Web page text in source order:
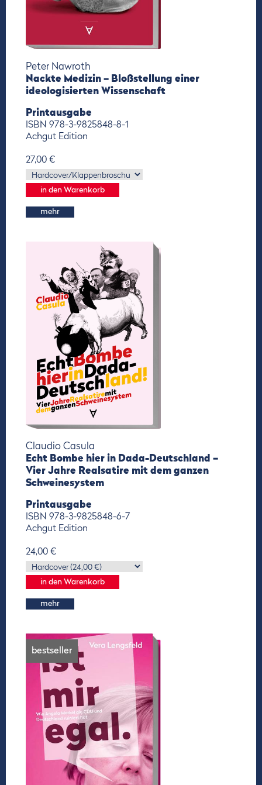
Peter Nawroth
Nackte Medizin – Bloßstellung einer
ideologisierten Wissenschaft
Printausgabe
ISBN 978-3-9825848-8-1
Achgut Edition
27,00 €
mehr
Claudio Casula
Echt Bombe hier in Dada-Deutschland –
Vier Jahre Realsatire mit dem ganzen
Schweinesystem
Printausgabe
ISBN 978-3-9825848-6-7
Achgut Edition
24,00 €
mehr
bestseller